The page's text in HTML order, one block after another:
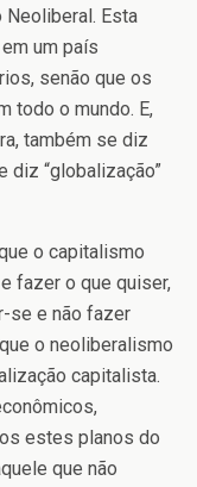
Neoliberal. Esta
um país
senão que os
todo o mundo. E,
também se diz
diz “globalização”
o capitalismo
fazer o que quiser,
se e não fazer
o neoliberalismo
capitalista.
estes planos do
que não